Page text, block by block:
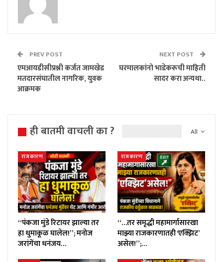
PREV POST
एमआयडीसीप्रश्नी कर्जत जामखेड
मतदारसंघातील नागरिक, युवक
आक्रमक
NEXT POST
घरमालकांनो भाडेकरूची माहिती
सादर करा अन्यथा..
All
ही बातमी वाचली का ?
राजकारण
“पंकजा मुंडे रिटायर झाल्या तर
हा धुमाकूळ घालेल!”; मनोज
जरांगेंचा धनंजय…
राजकारण
“…तर समृद्धी महामार्गासारखा
माझ्या राजकारणातही ‘एक्झिट’
असेल!”;…